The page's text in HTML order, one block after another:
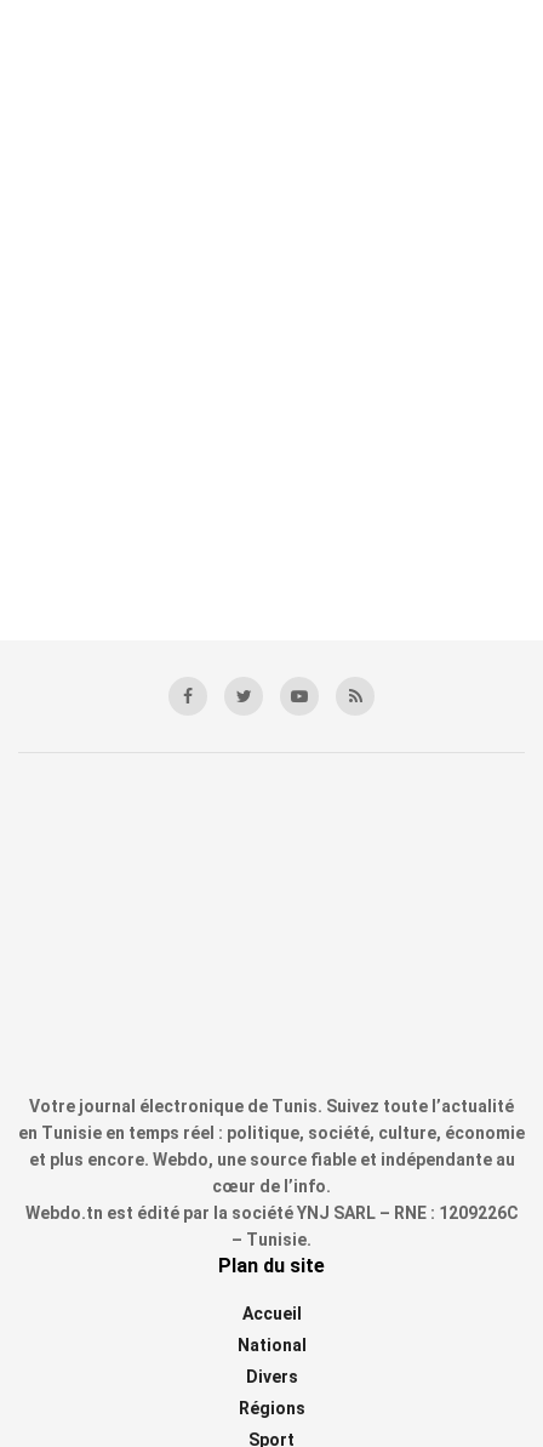
Votre journal électronique de Tunis. Suivez toute l’actualité
en Tunisie en temps réel : politique, société, culture, économie
et plus encore. Webdo, une source fiable et indépendante au
cœur de l’info.
Webdo.tn est édité par la société YNJ SARL – RNE : 1209226C
– Tunisie.
Plan du site
Accueil
National
Divers
Régions
Sport